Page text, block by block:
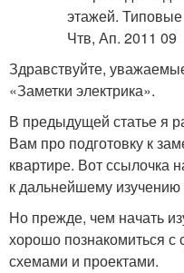
Здравствуйте,
«Заметки электрика».
В предыдущей статье я
Вам про подготовку к
квартире. Вот ссылочка
к дальнейшему
Но прежде, чем начать
хорошо познакомиться
схемами и проектами.